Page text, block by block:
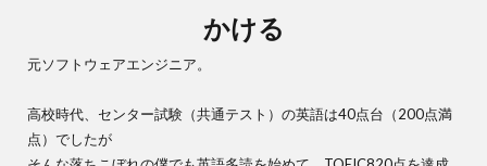
かける
元ソフトウェアエンジニア。
高校時代、センター試験（共通テスト）の英語は40点台（200点満
点）でしたが